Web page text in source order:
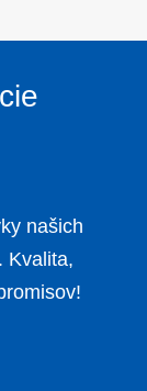
našich
Kvalita,